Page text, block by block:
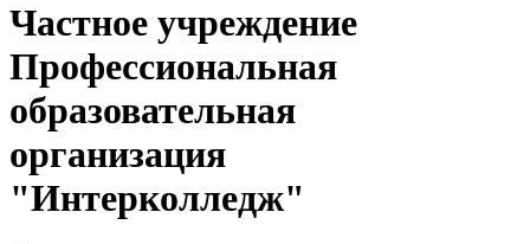
Частное учреждение
Профессиональная
образовательная
организация
"Интерколледж"